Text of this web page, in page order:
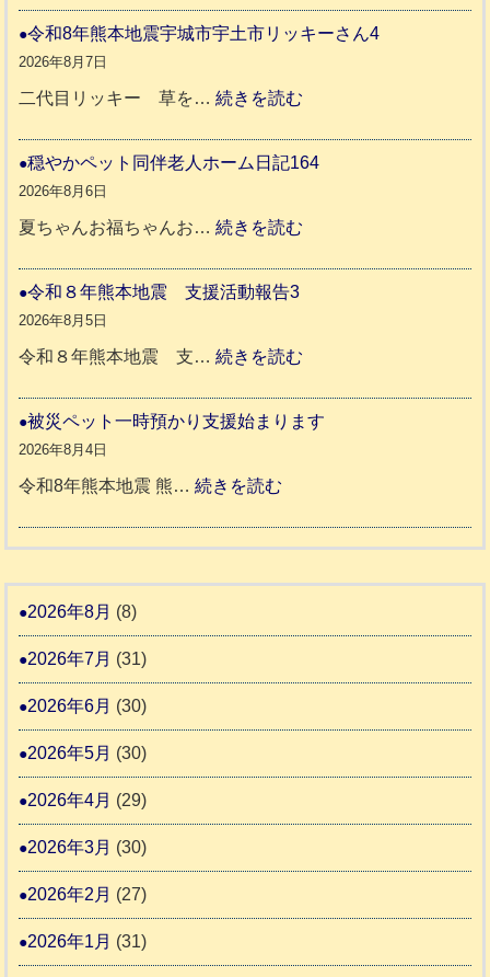
和
年
本
援
市
氷
令和8年熊本地震宇城市宇土市リッキーさん4
2026年8月7日
二代目リッキー 草を…続きを読む
和
城
市
市
ッ
さ
穏やかペット同伴老人ホーム日記164
2026年8月6日
夏ちゃんお福ちゃんお…続きを読む
ト
人
記
4
令和８年熊本地震 支援活動報告3
2026年8月5日
令和８年熊本地震 支…続きを読む
和
被災ペット一時預かり支援始まります
2026年8月4日
令和8年熊本地震 熊…続きを読む
災
ト
預
支
ま
2026年8月 (8)
2026年7月 (31)
2026年6月 (30)
2026年5月 (30)
2026年4月 (29)
2026年3月 (30)
2026年2月 (27)
2026年1月 (31)